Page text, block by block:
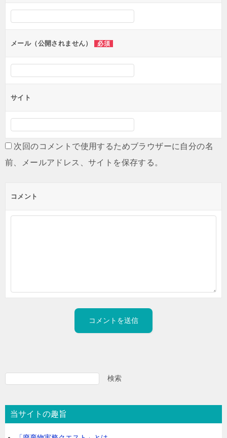
シ
ョ
ンメール（公開されません） 必須
サイト
次回のコメントで使用するためブラウザーに自分の名
前、メールアドレス、サイトを保存する。
コメント
l
r
検索
当サイトの趣旨